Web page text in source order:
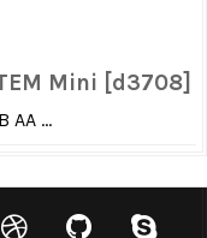
Mini [d3708]
AA ...